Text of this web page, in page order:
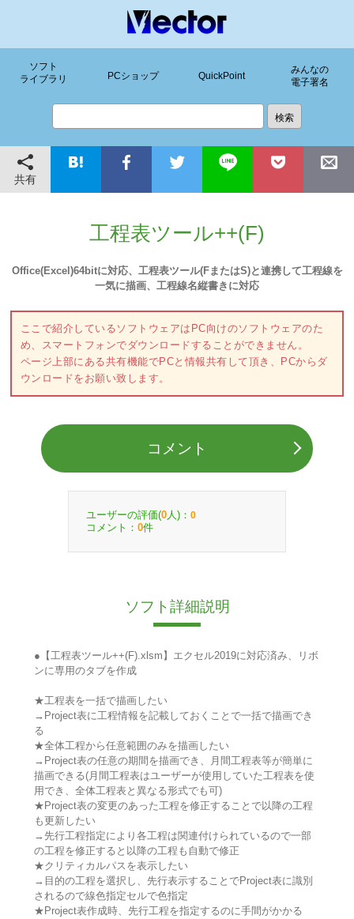
ソフト
ライブラリ
PCショップ QuickPoint
みんなの
電子署名
共有
工程表ツール++(F)
Office(Excel)64bitに対応、工程表ツール(FまたはS)と連携して工程線を
一気に描画、工程線名縦書きに対応
ここで紹介しているソフトウェアはPC向けのソフトウェアのた
め、スマートフォンでダウンロードすることができません。
ページ上部にある共有機能でPCと情報共有して頂き、PCからダ
ウンロードをお願い致します。
コメント
ユーザーの評価(0 人)： 0
コメント： 0件
ソフト詳細説明
●【工程表ツール++(F).xlsm】エクセル2019に対応済み、リボ
ンに専用のタブを作成
★工程表を一括で描画したい
→Project表に工程情報を記載しておくことで一括で描画でき
る
★全体工程から任意範囲のみを描画したい
→Project表の任意の期間を描画でき、月間工程表等が簡単に
描画できる(月間工程表はユーザーが使用していた工程表を使
用でき、全体工程表と異なる形式でも可)
★Project表の変更のあった工程を修正することで以降の工程
も更新したい
→先行工程指定により各工程は関連付けられているので一部
の工程を修正すると以降の工程も自動で修正
★クリティカルパスを表示したい
→目的の工程を選択し、先行表示することでProject表に識別
されるので線色指定セルで色指定
★Project表作成時、先行工程を指定するのに手間がかかる